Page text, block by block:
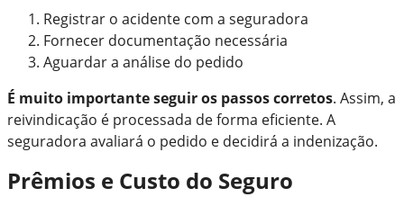
Registrar o acidente com a seguradora
Fornecer documentação necessária
Aguardar a análise do pedido
É muito importante seguir os passos corretos. Assim, a
reivindicação é processada de forma eficiente. A
seguradora avaliará o pedido e decidirá a indenização.
Prêmios e Custo do Seguro